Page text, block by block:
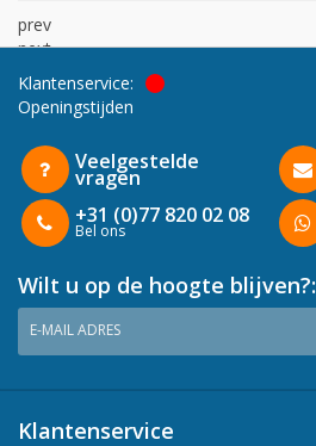
prev
next
Klantenservice:
Openingstijden
Veelgestelde
vragen
+31 (0)77 820 02 08
Bel ons
Wilt u op de hoogte blijven?:
E-MAIL ADRES
Klantenservice